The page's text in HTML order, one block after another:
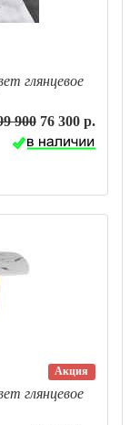
глянцевое
90076 300 р.
Акция
глянцевое